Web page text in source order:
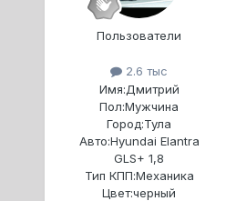
Пользователи
2.6 тыс
Имя:Дмитрий
Пол:Мужчина
Город:Тула
Авто:Hyundai Elantra
GLS+ 1,8
Тип КПП:Механика
Цвет:черный